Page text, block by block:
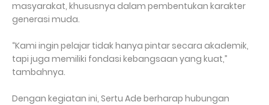
masyarakat, khususnya dalam pembentukan karakter
generasi muda.
“Kami ingin pelajar tidak hanya pintar secara akademik,
tapi juga memiliki fondasi kebangsaan yang kuat,”
tambahnya.
Dengan kegiatan ini, Sertu Ade berharap hubungan